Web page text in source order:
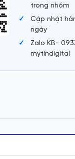
trong nhóm
Cập nhật
ngày
Zalo KB-
mytindigital